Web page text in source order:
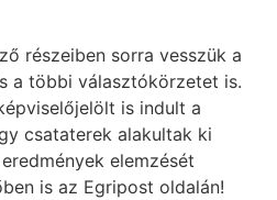
részeiben sorra vesszük a
a többi választókörzetet is.
is indult a
csataterek alakultak ki
elemzését
is az Egripost oldalán!